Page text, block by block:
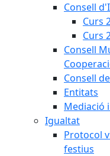
Consell
Curs
Curs
Consell
Consell
Entitats
Mediació
Igualtat
Protocol
festius